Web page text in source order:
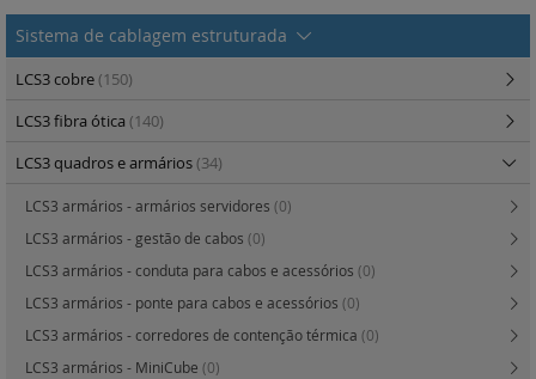
Sistema de cablagem estruturada
LCS3 cobre(150)
LCS3 fibra ótica (140)
LCS3 quadros e armários(34)
LCS3 armários - armários servidores (0)
LCS3 armários - gestão de cabos (0)
LCS3 armários - conduta para cabos e acessórios (0)
LCS3 armários - ponte para cabos e acessórios (0)
LCS3 armários - corredores de contenção térmica (0)
LCS3 armários - MiniCube (0)